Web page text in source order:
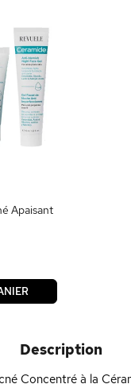
Apaisant
Description
Concentré à la